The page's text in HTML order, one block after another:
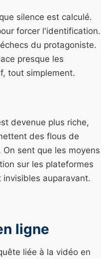
silence est calculé.
forcer l'identification.
du protagoniste.
presque les
tout simplement.
devenue plus riche,
des flous de
sent que les moyens
sur les plateformes
auparavant.
ligne
liée à la vidéo en